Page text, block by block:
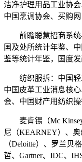
洁净护理用品工业协
中国烹调协会、买购网
前瞻聪慧招商系统-
国及处所统计年鉴、
鉴等统计年鉴，国度发
纺织服拆：中国轻
中国皮革工业消息核
会、中国财产用纺织操
麦肯锡（Mc Kinsey
尼（KEARNEY）、奥
（Deloitte）、罗兰贝
哲、Gartner、IDC、